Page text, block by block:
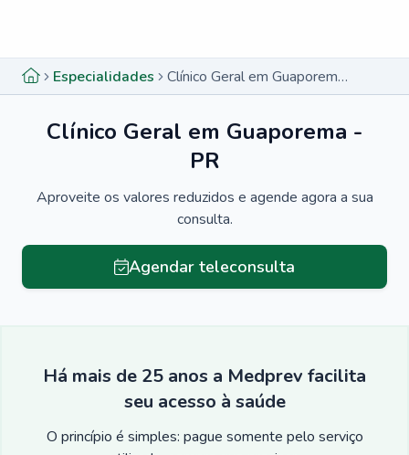
Especialidades Clínico Geral em Guaporema - PR
Clínico Geral em Guaporema -
PR
Aproveite os valores reduzidos e agende agora a sua
consulta.
Agendar teleconsulta
Há mais de 25 anos a Medprev facilita
seu acesso à saúde
O princípio é simples: pague somente pelo serviço